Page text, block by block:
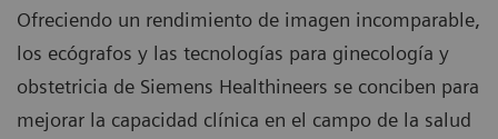
Ofreciendo un rendimiento de imagen incomparable,
los ecógrafos y las tecnologías para ginecología y
obstetricia de Siemens Healthineers se conciben para
mejorar la capacidad clínica en el campo de la salud